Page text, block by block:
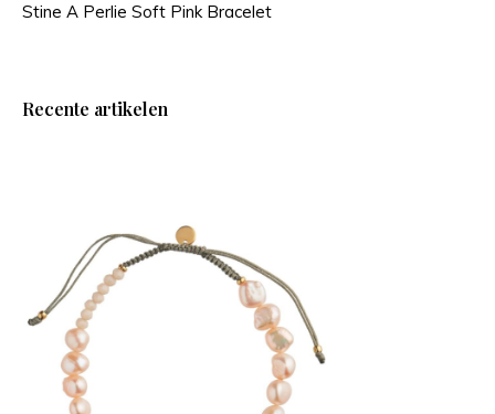
Stine A Perlie Soft Pink Bracelet
Recente artikelen